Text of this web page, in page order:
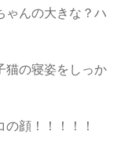
ゃんの大きな？ハ
猫の寝姿をしっか
顔！！！！！